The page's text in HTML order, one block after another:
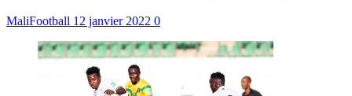
MaliFootball 12 janvier 2022 0